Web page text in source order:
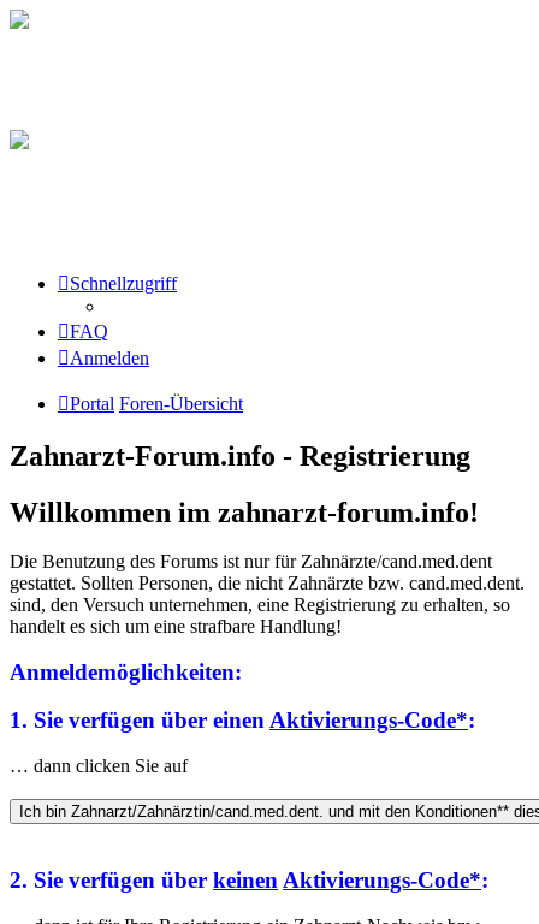
Schnellzugriff
FAQ
Anmelden
Portal Foren-Übersicht
Zahnarzt-Forum.info - Registrierung
Willkommen im zahnarzt-forum.info!
Die Benutzung des Forums ist nur für Zahnärzte/cand.med.dent
gestattet. Sollten Personen, die nicht Zahnärzte bzw. cand.med.dent.
sind, den Versuch unternehmen, eine Registrierung zu erhalten, so
handelt es sich um eine strafbare Handlung!
Anmeldemöglichkeiten:
1. Sie verfügen über einen Aktivierungs-Code*:
… dann clicken Sie auf
2. Sie verfügen über keinen Aktivierungs-Code*: